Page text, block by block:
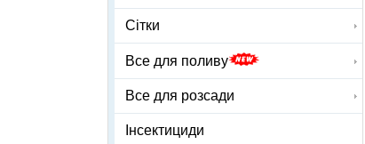
Сітки
Все для поливу
Все для розсади
Інсектициди